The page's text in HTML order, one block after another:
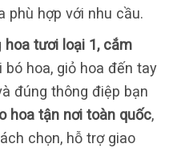
phù hợp với nhu cầu.
hoa tươi loại 1, cắm
bó hoa, giỏ hoa đến tay
đúng thông điệp bạn
hoa tận nơi toàn quốc,
chọn, hỗ trợ giao